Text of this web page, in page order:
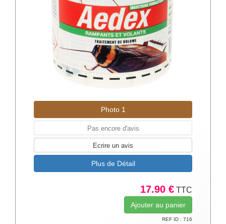
Photo 1
Pas encore d'avis
Ecrire un avis
Plus de Détail
17.90 € TTC
REF ID : 716